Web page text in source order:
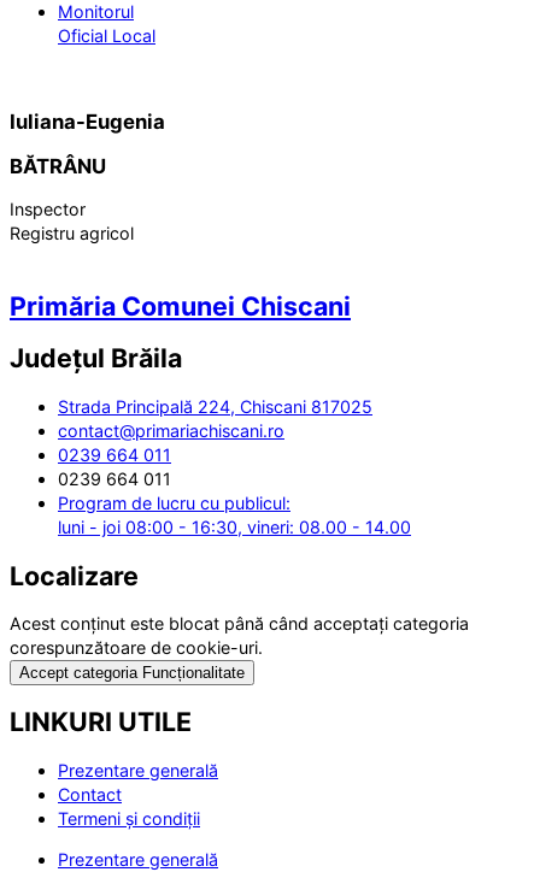
Monitorul
Oficial Local
Iuliana-Eugenia
BĂTRÂNU
Inspector
Registru agricol
Primăria Comunei Chiscani
Județul Brăila
Strada Principală 224, Chiscani 817025
contact@primariachiscani.ro
0239 664 011
0239 664 011
Program de lucru cu publicul:
luni - joi 08:00 - 16:30, vineri: 08.00 - 14.00
Localizare
Acest conținut este blocat până când acceptați categoria
corespunzătoare de cookie-uri.
Accept categoria Funcționalitate
LINKURI UTILE
Prezentare generală
Contact
Termeni și condiții
Prezentare generală